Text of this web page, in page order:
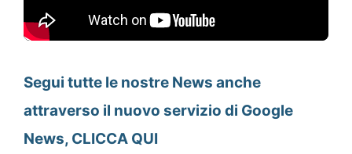
Segui tutte le nostre News anche
attraverso il nuovo servizio di Google
News, CLICCA QUI